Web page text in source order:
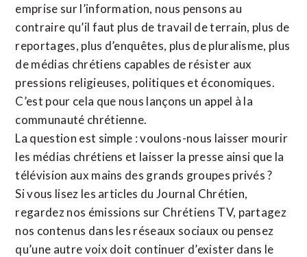
emprise sur l’information, nous pensons au
contraire qu’il faut plus de travail de terrain, plus de
reportages, plus d’enquêtes, plus de pluralisme, plus
de médias chrétiens capables de résister aux
pressions religieuses, politiques et économiques.
C’est pour cela que nous lançons un appel à la
communauté chrétienne.
La question est simple : voulons-nous laisser mourir
les médias chrétiens et laisser la presse ainsi que la
télévision aux mains des grands groupes privés ?
Si vous lisez les articles du Journal Chrétien,
regardez nos émissions sur Chrétiens TV, partagez
nos contenus dans les réseaux sociaux ou pensez
qu’une autre voix doit continuer d’exister dans le